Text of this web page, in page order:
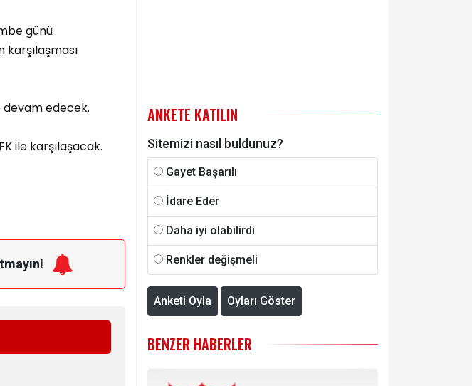
günü
devam edecek.
ile karşılaşacak.
ANKETE KATILIN
Sitemizi nasıl buldunuz?
Gayet Başarılı
İdare Eder
Daha iyi olabilirdi
Renkler değişmeli
Anketi Oyla Oyları Göster
BENZER HABERLER